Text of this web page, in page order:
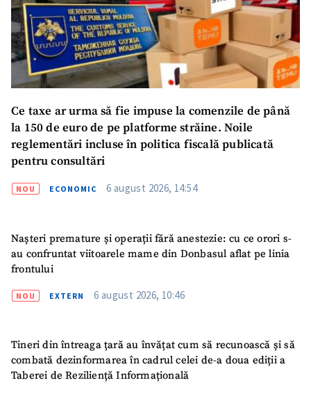
Ce taxe ar urma să fie impuse la comenzile de până
la 150 de euro de pe platforme străine. Noile
reglementări incluse în politica fiscală publicată
pentru consultări
NOU ECONOMIC 6 august 2026, 14:54
Nașteri premature și operații fără anestezie: cu ce orori s-
au confruntat viitoarele mame din Donbasul aflat pe linia
frontului
NOU EXTERN 6 august 2026, 10:46
Tineri din întreaga țară au învățat cum să recunoască și să
combată dezinformarea în cadrul celei de-a doua ediții a
Taberei de Reziliență Informațională
ȘTIREA MEA
Link media
+ Link media